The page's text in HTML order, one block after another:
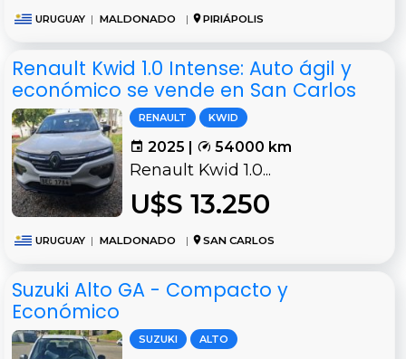
URUGUAY | MALDONADO | PIRIÁPOLIS
Renault Kwid 1.0 Intense: Auto ágil y
económico se vende en San Carlos
RENAULT KWID
2025 | 54000 km
Renault Kwid 1.0...
U$S 13.250
URUGUAY | MALDONADO | SAN CARLOS
Suzuki Alto GA - Compacto y
Económico
SUZUKI ALTO